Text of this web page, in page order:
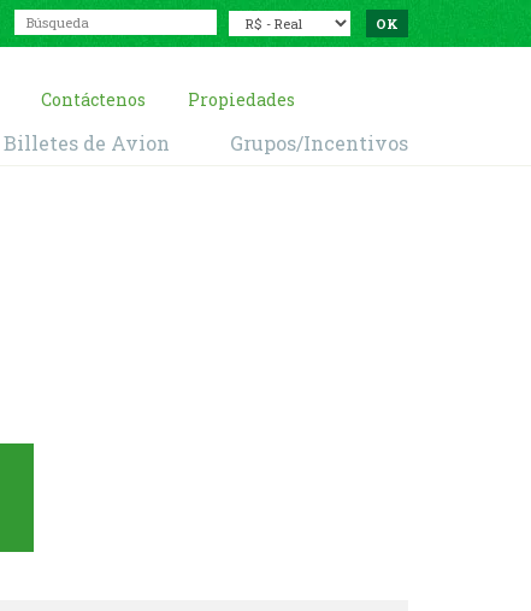
Contáctenos Propiedades
Billetes de Avion Grupos/Incentivos